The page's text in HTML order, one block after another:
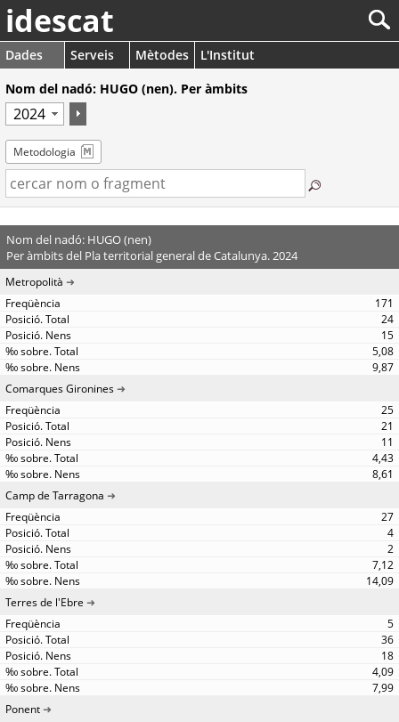
idescat
Dades Serveis Mètodes
L'Institut
Nom del nadó: HUGO (nen). Per àmbits
Metodologia
Nom del nadó: HUGO (nen)
Per àmbits del Pla territorial general de Catalunya. 2024
Metropolità
171
24
15
5,08
9,87
Comarques Gironines
25
21
11
4,43
8,61
Camp de Tarragona
27
4
2
7,12
14,09
Terres de l'Ebre
5
36
18
4,09
7,99
Ponent